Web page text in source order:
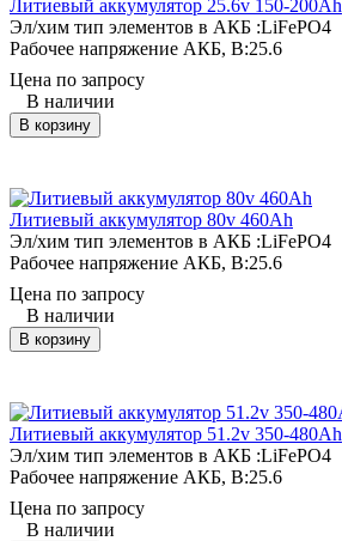
Литиевый аккумулятор 25.6v 150-200Ah
Эл/хим тип элементов в АКБ :LiFePO4
Рабочее напряжение АКБ, B:25.6
Цена по запросу
В наличии
В корзину
Литиевый аккумулятор 80v 460Ah
Эл/хим тип элементов в АКБ :LiFePO4
Рабочее напряжение АКБ, B:25.6
Цена по запросу
В наличии
В корзину
Литиевый аккумулятор 51.2v 350-480Ah
Эл/хим тип элементов в АКБ :LiFePO4
Рабочее напряжение АКБ, B:25.6
Цена по запросу
В наличии